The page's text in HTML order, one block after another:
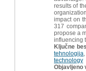
results of
impact on
317
propose a
influencing
Ključne
tehnologija
technology
Objavljeno